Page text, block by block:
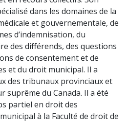
dans les domaines de la
et gouvernementale, de
d’indemnisation, du
des différends, des questions
de consentement et de
et du droit municipal. Il a
des tribunaux provinciaux et
suprême du Canada. Il a été
partiel en droit des
à la Faculté de droit de